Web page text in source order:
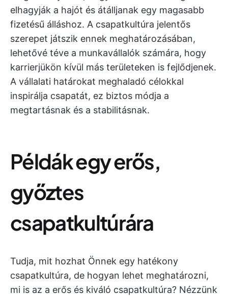
elhagyják a hajót és átálljanak egy magasabb
fizetésű álláshoz. A csapatkultúra jelentős
szerepet játszik ennek meghatározásában,
lehetővé téve a munkavállalók számára, hogy
karrierjükön kívül más területeken is fejlődjenek.
A vállalati határokat meghaladó célokkal
inspirálja csapatát, ez biztos módja a
megtartásnak és a stabilitásnak.
Példák egy erős,
győztes
csapatkultúrára
Tudja, mit hozhat Önnek egy hatékony
csapatkultúra, de hogyan lehet meghatározni,
mi is az a erős és kiváló csapatkultúra? Nézzünk